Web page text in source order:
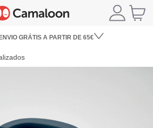
ENVIO GRÁTIS A PARTIR DE 65€